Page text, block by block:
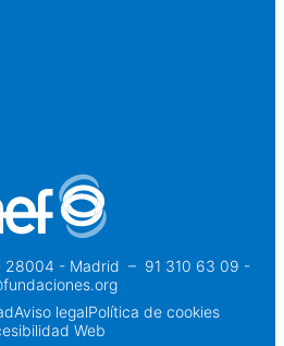
28004 - Madrid – 91 310 63 09 -
Aviso legalPolítica de cookies
Web